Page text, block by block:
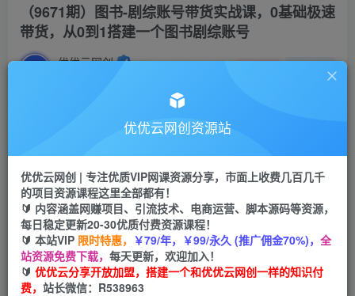
（9671期）图书-剧综账号带货实战课，0基础极速
带货，从0到1搭建一个图书剧综账号
优优云网创 私信
会员专属资源
会员免费
您暂无购买权限，请先开通会员
开通会员
优优云网创资源站
优优云网创 | 专注优质VIP网课资源分享，市面上收费几百几千
的项目资源课程这里全部都有！
🔰 内容涵盖网赚项目、引流技术、电商运营、脚本源码等资源，
每日稳定更新20-30优质付费资源课程！
🔰 本站VIP 限时特惠， ￥79/年，￥99/永久 (推广佣金70%)， 全
站资源免费下载， 每天更新，欢迎加入！
🔰 优优云分享开放加盟，搭建一个和优优云网创一样的知识付
费， 站长微信：R538963